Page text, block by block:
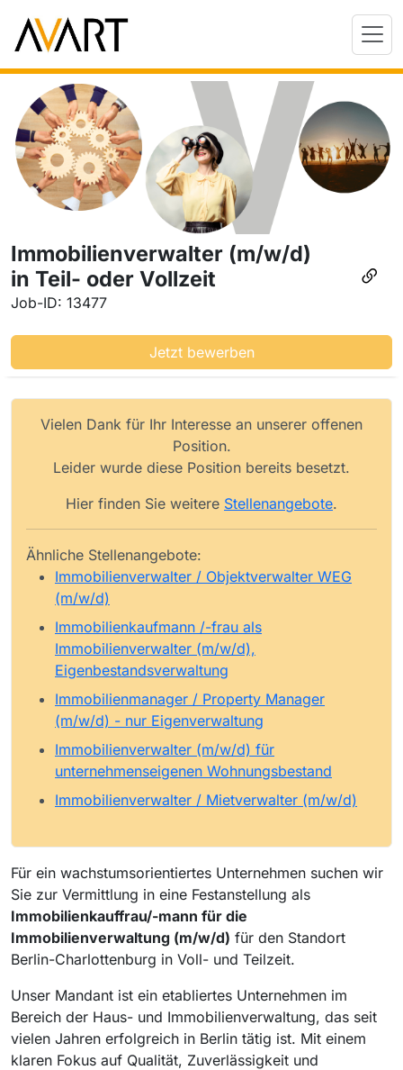
Immobilienverwalter (m/w/d)
in Teil- oder Vollzeit
Job-ID: 13477
Jetzt bewerben
Vielen Dank für Ihr Interesse an unserer offenen
Position.
Leider wurde diese Position bereits besetzt.
Hier finden Sie weitere Stellenangebote.
Ähnliche Stellenangebote:
Immobilienverwalter / Objektverwalter WEG
(m/w/d)
Immobilienkaufmann /-frau als
Immobilienverwalter (m/w/d),
Eigenbestandsverwaltung
Immobilienmanager / Property Manager
(m/w/d) - nur Eigenverwaltung
Immobilienverwalter (m/w/d) für
unternehmenseigenen Wohnungsbestand
Immobilienverwalter / Mietverwalter (m/w/d)
Für ein wachstumsorientiertes Unternehmen suchen wir
Sie zur Vermittlung in eine Festanstellung als
Immobilienkauffrau/-mann für die
Immobilienverwaltung (m/w/d) für den Standort
Berlin-Charlottenburg in Voll- und Teilzeit.
Unser Mandant ist ein etabliertes Unternehmen im
Bereich der Haus- und Immobilienverwaltung, das seit
vielen Jahren erfolgreich in Berlin tätig ist. Mit einem
klaren Fokus auf Qualität, Zuverlässigkeit und